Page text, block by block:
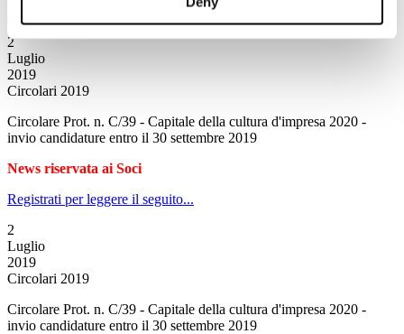
Registrati per leggere il seguito...
2
Luglio
2019
Circolari 2019
Circolare Prot. n. C/39 - Capitale della cultura d'impresa 2020 -
invio candidature entro il 30 settembre 2019
News riservata ai Soci
Registrati per leggere il seguito...
2
Luglio
2019
Circolari 2019
Circolare Prot. n. C/39 - Capitale della cultura d'impresa 2020 -
invio candidature entro il 30 settembre 2019